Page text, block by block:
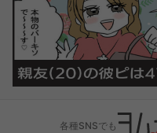
各種SNSでも